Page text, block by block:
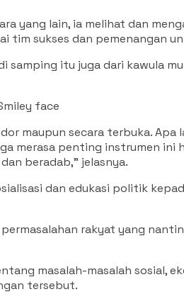
yang lain, ia melihat dan
sukses dan pemenangan
itu juga dari kawula
maupun secara terbuka.
merasa penting instrumen ini
beradab,” jelasnya.
dan edukasi politik
rakyat yang
masalah-masalah sosial,
tersebut.